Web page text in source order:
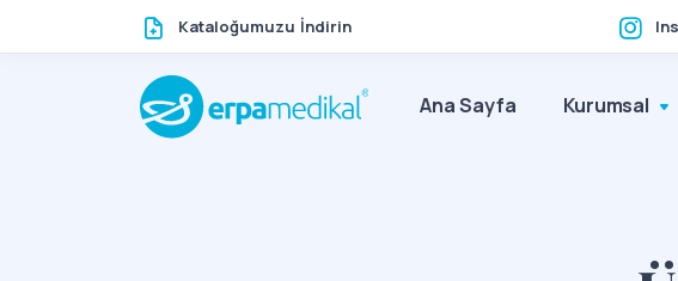
Kataloğumuzu İndirin
Ana Sayfa Kurumsal